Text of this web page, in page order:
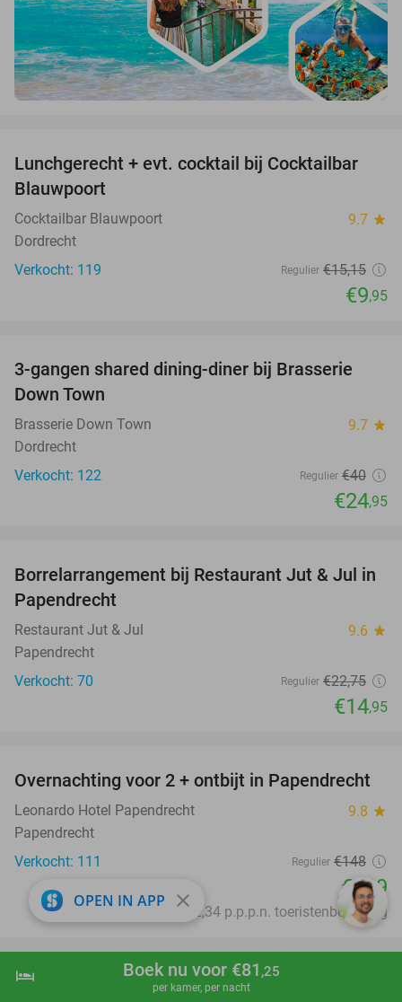
shopping_cart Boek nu
hotel Boek nu voor €81 ,25
per kamer, per nacht
34%
Lunchgerecht + evt. cocktail bij Cocktailbar
Blauwpoort
Cocktailbar Blauwpoort 9.7 star
Dordrecht
Verkocht: 119
Regulier €15,15
€9,95
38%
3-gangen shared dining-diner bij Brasserie
Down Town
Brasserie Down Town 9.7 star
Dordrecht
Verkocht: 122
Regulier €40
€24,95
34%
Borrelarrangement bij Restaurant Jut & Jul in
Papendrecht
Restaurant Jut & Jul 9.6 star
Papendrecht
Verkocht: 70
Regulier €22,75
€14,95
26%
Overnachting voor 2 + ontbijt in Papendrecht
Leonardo Hotel Papendrecht 9.8 star
Papendrecht
Verkocht: 111
Regulier €148
€109
Excl. ca. €2,34 p.p.p.n. toeristenbelasting
Dinerbuffet bij Familierestaurant Molenwaard
OPEN IN APP close